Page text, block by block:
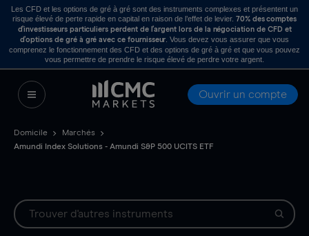
Les CFD et les options de gré à gré sont des instruments complexes et présentent un
risque élevé de perte rapide en capital en raison de l’effet de levier. 70% des comptes
d’investisseurs particuliers perdent de l’argent lors de la négociation de CFD et
d’options de gré à gré avec ce fournisseur . Vous devez vous assurer que vous
comprenez le fonctionnement des CFD et des options de gré à gré et que vous pouvez
vous permettre de prendre le risque élevé de perdre votre argent.
Ouvrir un compte
Domicile
Marchés
Amundi Index Solutions - Amundi S&P 500 UCITS ETF